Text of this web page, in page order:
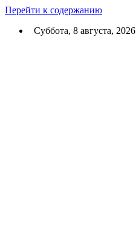
Перейти к содержанию
Суббота, 8 августа, 2026